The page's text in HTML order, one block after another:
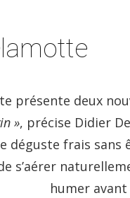
présente deux
», précise Didier
déguste frais
s’aérer
humer avant